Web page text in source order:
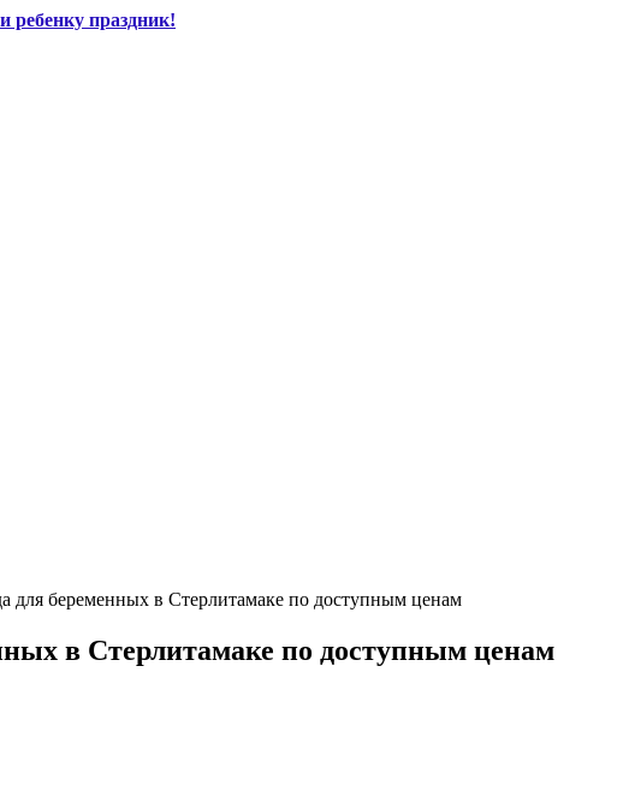
ребенку праздник!
для беременных в Стерлитамаке по доступным ценам
в Стерлитамаке по доступным ценам